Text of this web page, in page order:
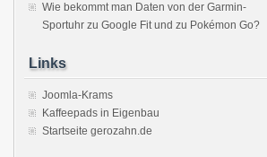
Wie bekommt man Daten von der Garmin-
Sportuhr zu Google Fit und zu Pokémon Go?
Links
Joomla-Krams
Kaffeepads in Eigenbau
Startseite gerozahn.de